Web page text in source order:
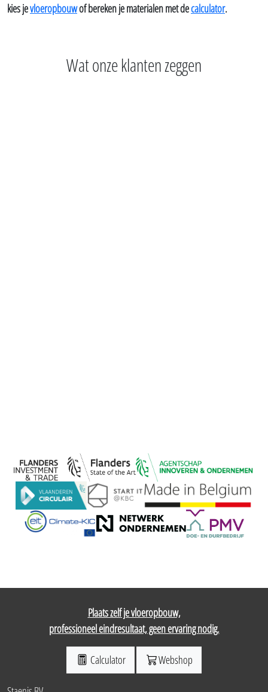
kies jevloeropbouwof bereken je materialen met decalculator.
Wat onze klanten zeggen
Plaats zelf je vloeropbouw,
professioneel eindresultaat, geen ervaring nodig.
Calculator Webshop